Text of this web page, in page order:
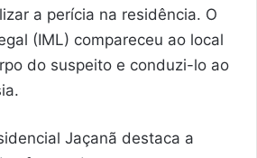
a perícia na residência. O
(IML) compareceu ao local
do suspeito e conduzi-lo ao
Jaçanã destaca a